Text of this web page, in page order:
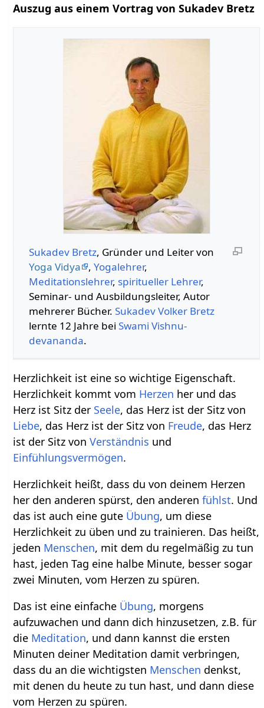
Auszug aus einem Vortrag von Sukadev Bretz
Sukadev Bretz, Gründer und Leiter von
Yoga Vidya
, Yogalehrer,
Meditationslehrer, spiritueller Lehrer,
Seminar- und Ausbildungsleiter, Autor
mehrerer Bücher. Sukadev Volker Bretz
lernte 12 Jahre bei Swami Vishnu-
devananda.
Herzlichkeit ist eine so wichtige Eigenschaft.
Herzlichkeit kommt vom Herzen her und das
Herz ist Sitz der Seele, das Herz ist der Sitz von
Liebe, das Herz ist der Sitz von Freude, das Herz
ist der Sitz vonVerständnis und
Einfühlungsvermögen.
Herzlichkeit heißt, dass du von deinem Herzen
her den anderen spürst, den anderenfühlst. Und
das ist auch eine gute Übung, um diese
Herzlichkeit zu üben und zu trainieren. Das heißt,
jeden Menschen, mit dem du regelmäßig zu tun
hast, jeden Tag eine halbe Minute, besser sogar
zwei Minuten, vom Herzen zu spüren.
Das ist eine einfache Übung, morgens
aufzuwachen und dann dich hinzusetzen, z.B. für
die Meditation, und dann kannst die ersten
Minuten deiner Meditation damit verbringen,
dass du an die wichtigsten Menschen denkst,
mit denen du heute zu tun hast, und dann diese
vom Herzen zu spüren.